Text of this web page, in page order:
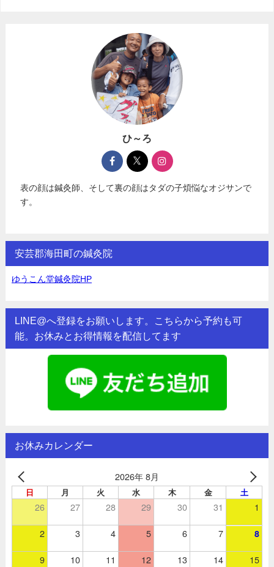
ひ～ろ
表の顔は鍼灸師、そして裏の顔はタダの子煩悩なオジサンで
す。
安芸郡海田町の鍼灸院
ゆうこん堂鍼灸院HP
LINE@へ登録をお願いします。こちらから予約も可
能。お休みとお得情報を配信してます
お休みカレンダー
2026年 8月
日 月 火 水 木 金 土
26 27 28 29 30 31 1
2 3 4 5 6 7 8
9 10 11 12 13 14 15